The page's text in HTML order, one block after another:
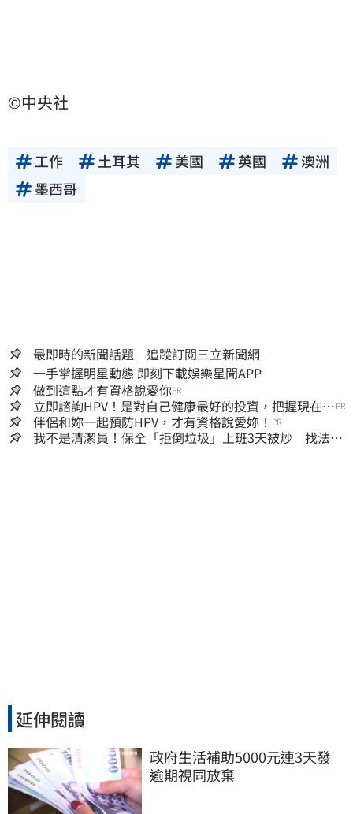
©中央社
工作 土耳其 美國 英國
澳洲
墨西哥
最即時的新聞話題 追蹤訂閱三立新聞網
一手掌握明星動態 即刻下載娛樂星聞APP
做到這點才有資格說愛你PR
立即諮詢HPV！是對自己健康最好的投資，把握現在不
嫌晚！
PR
伴侶和妳一起預防HPV，才有資格說愛妳！ PR
我不是清潔員！保全「拒倒垃圾」上班3天被炒 找法院
延伸閱讀
政府生活補助5000元連3天發
逾期視同放棄